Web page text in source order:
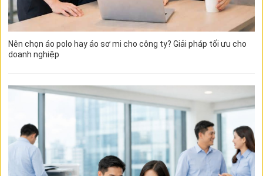
Nên chọn áo polo hay áo sơ mi cho công ty? Giải pháp tối ưu cho
doanh nghiệp